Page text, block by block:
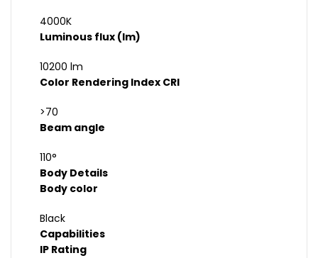
4000K
Luminous flux (lm)
10200 lm
Color Rendering Index CRI
>70
Beam angle
110°
Body Details
Body color
Black
Capabilities
IP Rating